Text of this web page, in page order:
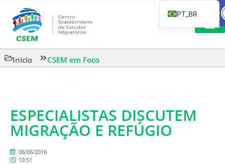
Início CSEM em Foco
ESPECIALISTAS DISCUTEM
MIGRAÇÃO E REFÚGIO
06/06/2016
10:51
PT_BR
IT